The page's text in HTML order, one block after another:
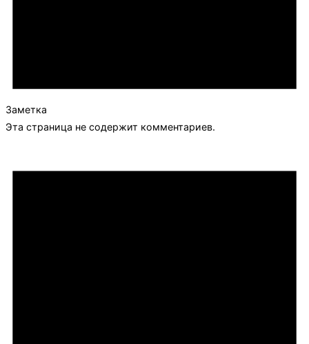
Заметка
Эта страница не содержит комментариев.